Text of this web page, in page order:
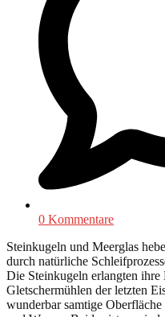
0 Kommentare
Steinkugeln und Meerglas
durch natürliche
Die Steinkugeln erlangten
Gletschermühlen der letzten
wunderbar samtige